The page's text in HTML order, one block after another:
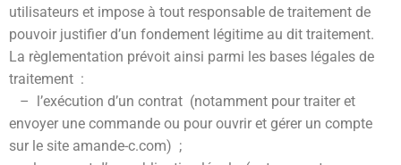
utilisateurs et impose à tout responsable de traitement de
pouvoir justifier d’un fondement légitime au dit traitement.
La règlementation prévoit ainsi parmi les bases légales de
traitement :
– l’exécution d’un contrat (notamment pour traiter et
envoyer une commande ou pour ouvrir et gérer un compte
sur le site amande-c.com) ;